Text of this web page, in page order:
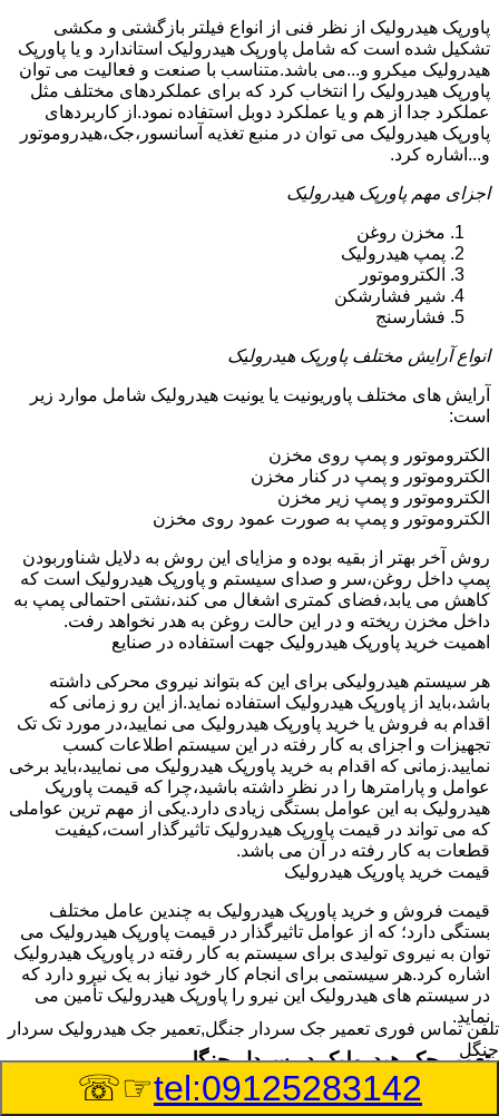
پاورپک هیدرولیک از نظر فنی از انواع فیلتر بازگشتی و مکشی
تشکیل شده است که شامل پاورپک هیدرولیک استاندارد و یا پاورپک
هیدرولیک میکرو و...می باشد.متناسب با صنعت و فعالیت می توان
پاورپک هیدرولیک را انتخاب کرد که برای عملکردهای مختلف مثل
عملکرد جدا از هم و یا عملکرد دوبل استفاده نمود.از کاربردهای
پاورپک هیدرولیک می توان در منبع تغذیه آسانسور،جک،هیدروموتور
و...اشاره کرد.
اجزای مهم پاورپک هیدرولیک
مخزن روغن
پمپ هیدرولیک
الکتروموتور
شیر فشارشکن
فشارسنج
انواع آرایش مختلف پاورپک هیدرولیک
آرایش های مختلف پاوریونیت یا یونیت هیدرولیک شامل موارد زیر
است:
الکتروموتور و پمپ روی مخزن
الکتروموتور و پمپ در کنار مخزن
الکتروموتور و پمپ زیر مخزن
الکتروموتور و پمپ به صورت عمود روی مخزن
روش آخر بهتر از بقیه بوده و مزایای این روش به دلایل شناوربودن
پمپ داخل روغن،سر و صدای سیستم و پاورپک هیدرولیک است که
کاهش می یابد،فضای کمتری اشغال می کند،نشتی احتمالی پمپ به
داخل مخزن ریخته و در این حالت روغن به هدر نخواهد رفت.
اهمیت خرید پاورپک هیدرولیک جهت استفاده در صنایع
هر سیستم هیدرولیکی برای این که بتواند نیروی محرکی داشته
باشد،باید از پاورپک هیدرولیک استفاده نماید.از این رو زمانی که
اقدام به فروش یا خرید پاورپک هیدرولیک می نمایید،در مورد تک تک
تجهیزات و اجزای به کار رفته در این سیستم اطلاعات کسب
نمایید.زمانی که اقدام به خرید پاورپک هیدرولیک می نمایید،باید برخی
عوامل و پارامترها را در نظر داشته باشید،چرا که قیمت پاورپک
هیدرولیک به این عوامل بستگی زیادی دارد.یکی از مهم ترین عواملی
که می تواند در قیمت پاورپک هیدرولیک تاثیرگذار است،کیفیت
قطعات به کار رفته در آن می باشد.
قیمت خرید پاورپک هیدرولیک
قیمت فروش و خرید پاورپک هیدرولیک به چندین عامل مختلف
بستگی دارد؛ که از عوامل تاثیرگذار در قیمت پاورپک هیدرولیک می
توان به نیروی تولیدی برای سیستم به کار رفته در پاورپک هیدرولیک
اشاره کرد.هر سیستمی برای انجام کار خود نیاز به یک نیرو دارد که
در سیستم های هیدرولیک این نیرو را پاورپک هیدرولیک تأمین می
نماید.
تعمیر جک هیدرولیک در سردار جنگل
وسیله‎ای که با عملکرد خود موجب بلند شدن اهرم و یا وزن سنگین
تلفن تماس فوری تعمیر جک سردار جنگل,تعمیر جک هیدرولیک سردار
جنگل
tel:09125283142
☞☏